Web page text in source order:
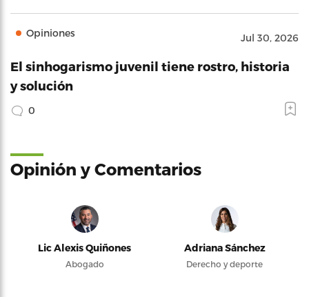
Opiniones Jul 30, 2026
El sinhogarismo juvenil tiene rostro, historia
y solución
0
Opinión y Comentarios
Lic Alexis Quiñones
Abogado
Adriana Sánchez
Derecho y deporte